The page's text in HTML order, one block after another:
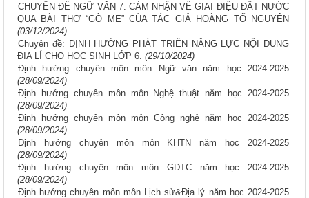
CHUYÊN ĐỀ NGỮ VĂN 7: CẢM NHẬN VỂ GIAI ĐIỆU ĐẤT NƯỚC
QUA BÀI THƠ “GÒ ME” CỦA TÁC GIẢ HOÀNG TỐ NGUYÊN
(03/12/2024)
Chuyên đề: ĐỊNH HƯỚNG PHÁT TRIỂN NĂNG LỰC NỘI DUNG
ĐỊA LÍ CHO HỌC SINH LỚP 6. (29/10/2024)
Định hướng chuyên môn môn Ngữ văn năm học 2024-2025
(28/09/2024)
Định hướng chuyên môn môn Nghệ thuật năm học 2024-2025
(28/09/2024)
Định hướng chuyên môn môn Công nghệ năm học 2024-2025
(28/09/2024)
Định hướng chuyên môn môn KHTN năm học 2024-2025
(28/09/2024)
Định hướng chuyên môn môn GDTC năm học 2024-2025
(28/09/2024)
Định hướng chuyên môn môn Lịch sử&Địa lý năm học 2024-2025